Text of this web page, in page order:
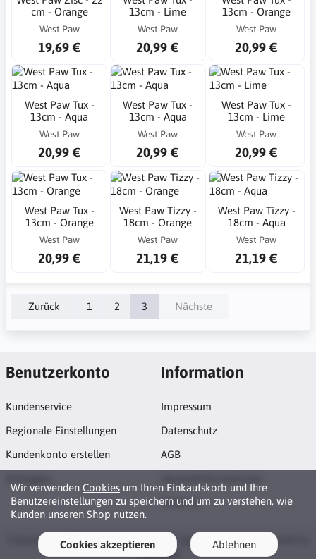
cm - Orange
West Paw
19,69 €
13cm - Lime
West Paw
20,99 €
13cm - Orange
West Paw
20,99 €
West Paw Tux -
13cm - Aqua
West Paw
20,99 €
West Paw Tux -
13cm - Aqua
West Paw
20,99 €
West Paw Tux -
13cm - Lime
West Paw
20,99 €
West Paw Tux -
13cm - Orange
West Paw
20,99 €
West Paw Tizzy -
18cm - Orange
West Paw
21,19 €
West Paw Tizzy -
18cm - Aqua
West Paw
21,19 €
Zurück 1 2 3 Nächste
Wir verwenden Cookies um Ihren Einkaufskorb und Ihre
Benutzereinstellungen zu speichern und um zu verstehen, wie
Kunden unseren Shop nutzen.
Cookies akzeptieren Ablehnen
Benutzerkonto
Kundenservice
Regionale Einstellungen
Kundenkonto erstellen
Information
Impressum
Datenschutz
AGB
Widerruf
Copyright © 2026 Alpha Petshop. All rights reserved · Powered by
LiteCart®